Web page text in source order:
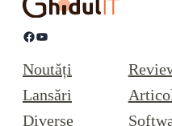
Facebook YouTube
Noutăți
Lansări
Diverse